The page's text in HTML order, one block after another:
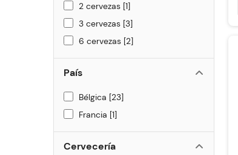
2 cervezas 1
3 cervezas 3
6 cervezas 2
País
Bélgica 23
Francia 1
Cervecería